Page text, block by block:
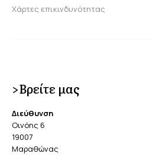
Χάρτες επικινδυνότητας
>Βρείτε μας
Διεύθυνση
Οινόης 6
19007
Μαραθώνας